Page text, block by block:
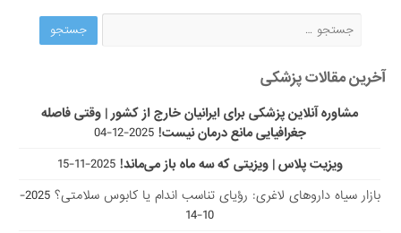
آخرین مقالات پزشکی
مشاوره آنلاین پزشکی برای ایرانیان خارج از کشور | وقتی فاصله
جغرافیایی مانع درمان نیست! 2025-12-04
ویزیت پلاس | ویزیتی که سه ماه باز می‌ماند! 2025-11-15
بازار سیاه داروهای لاغری: رؤیای تناسب اندام یا کابوس سلامتی؟
2025-
10-14